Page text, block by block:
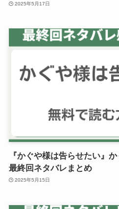
2025年5月17日
『かぐや様は告らせたい』
最終回ネタバレまとめ
2025年5月15日